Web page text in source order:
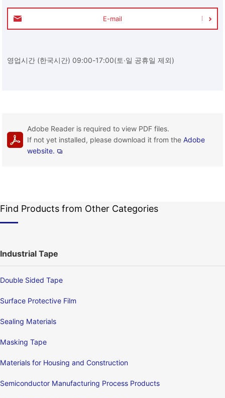
E-mail
영업시간 (한국시간) 09:00-17:00(토∙일 공휴일 제외)
Adobe Reader is required to view PDF files.
If not yet installed, please download it from theAdobe
website.
Find Products from Other Categories
Industrial Tape
Double Sided Tape
Surface Protective Film
Sealing Materials
Masking Tape
Materials for Housing and Construction
Semiconductor Manufacturing Process Products